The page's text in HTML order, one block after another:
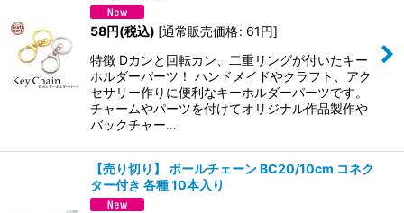
58円(税込) [通常販売価格: 61円]
特徴 Dカンと回転カン、二重リングが付いたキー
ホルダーパーツ！ ハンドメイドやクラフト、アク
セサリー作りに便利なキーホルダーパーツです。
チャームやパーツを付けてオリジナル作品製作や
バックチャー…
【売り切り】 ボールチェーン BC20/10cm コネク
ター付き 各種 10本入り